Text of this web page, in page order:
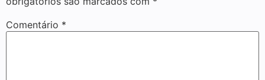
Comentário *